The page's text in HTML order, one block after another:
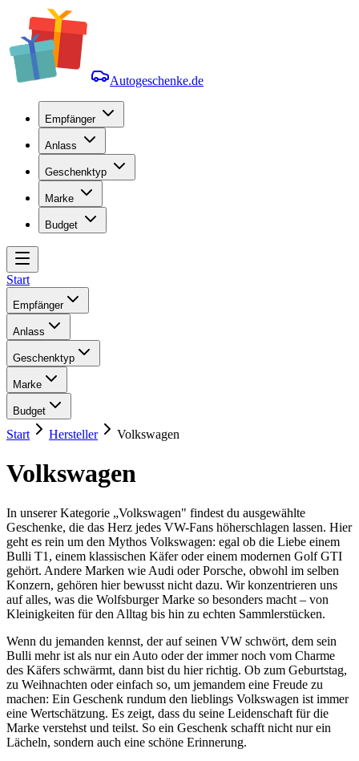
Autogeschenke.de
Empfänger
Anlass
Geschenktyp
Marke
Budget
Start
Empfänger
Anlass
Geschenktyp
Marke
Budget
Start Hersteller Volkswagen
Volkswagen
In unserer Kategorie „Volkswagen" findest du ausgewählte
Geschenke, die das Herz jedes VW-Fans höherschlagen lassen. Hier
geht es rein um den Mythos Volkswagen: egal ob die Liebe einem
Bulli T1, einem klassischen Käfer oder einem modernen Golf GTI
gehört. Andere Marken wie Audi oder Porsche, obwohl im selben
Konzern, gehören hier bewusst nicht dazu. Wir konzentrieren uns
auf alles, was die Wolfsburger Marke so besonders macht – von
Kleinigkeiten für den Alltag bis hin zu echten Sammlerstücken.
Wenn du jemanden kennst, der auf seinen VW schwört, dem sein
Bulli mehr ist als nur ein Auto oder der immer noch vom Charme
des Käfers schwärmt, dann bist du hier richtig. Ob zum Geburtstag,
zu Weihnachten oder einfach so, um jemandem eine Freude zu
machen: Ein Geschenk rundum den lieblings Volkswagen ist immer
eine Wertschätzung. Es zeigt, dass du seine Leidenschaft für die
Marke verstehst und teilst. So ein Geschenk schafft nicht nur ein
Lächeln, sondern auch eine schöne Erinnerung.